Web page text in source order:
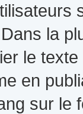
la
le
en
sur